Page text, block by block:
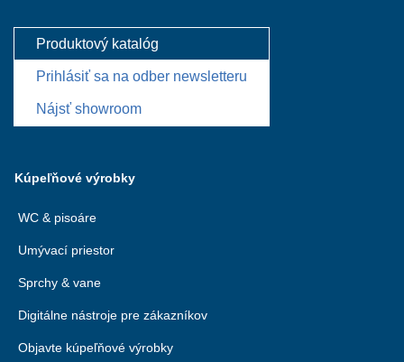
Produktový katalóg
Prihlásiť sa na odber newsletteru
Nájsť showroom
Kúpeľňové výrobky
WC & pisoáre
Umývací priestor
Sprchy & vane
Digitálne nástroje pre zákazníkov
Objavte kúpeľňové výrobky